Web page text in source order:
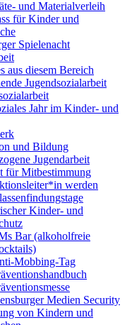
und Materialverleih
für Kinder und
Spielenacht
aus diesem Bereich
Jugendsozialarbeit
Jahr im Kinder- und
und Bildung
Jugendarbeit
für Mitbestimmung
werden
Kinder- und
Bar (alkoholfreie
Mobbing-Tag
Medien Security
von Kindern und